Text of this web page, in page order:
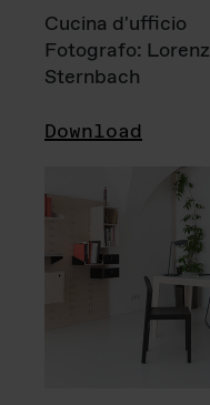
Cucina d'ufficio
Fotografo: Lorenz
Sternbach
Download